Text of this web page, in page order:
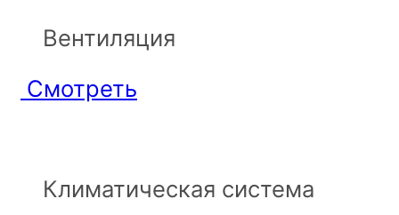
Вентиляция
Смотреть
Климатическая система